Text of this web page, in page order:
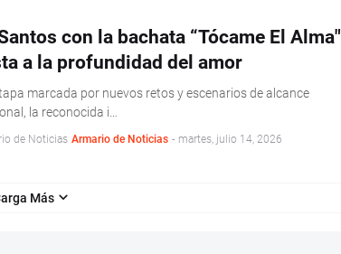
con la bachata “Tócame El Alma"
a la profundidad del amor
marcada por nuevos retos y escenarios de alcance
la reconocida i…
de Noticias Armario de Noticias - martes, julio 14, 2026
Más